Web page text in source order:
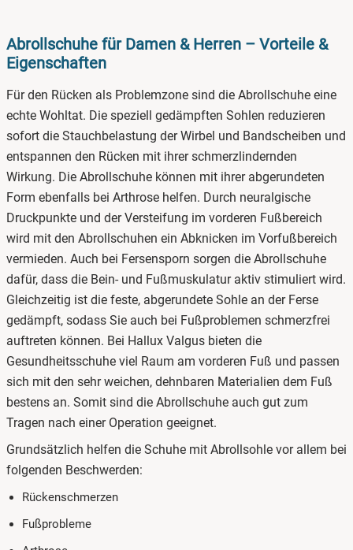
Größen und Weiten
7. Gesundheitsschuhe online bestellen bei gesundheit-
schuhe.de
Abrollschuhe für Damen & Herren – Vorteile &
Eigenschaften
Für den Rücken als Problemzone sind die Abrollschuhe eine
echte Wohltat. Die speziell gedämpften Sohlen reduzieren
sofort die Stauchbelastung der Wirbel und Bandscheiben und
entspannen den Rücken mit ihrer schmerzlindernden
Wirkung. Die Abrollschuhe können mit ihrer abgerundeten
Form ebenfalls bei Arthrose helfen. Durch neuralgische
Druckpunkte und der Versteifung im vorderen Fußbereich
wird mit den Abrollschuhen ein Abknicken im Vorfußbereich
vermieden. Auch bei Fersensporn sorgen die Abrollschuhe
dafür, dass die Bein- und Fußmuskulatur aktiv stimuliert wird.
Gleichzeitig ist die feste, abgerundete Sohle an der Ferse
gedämpft, sodass Sie auch bei Fußproblemen schmerzfrei
auftreten können. Bei Hallux Valgus bieten die
Gesundheitsschuhe viel Raum am vorderen Fuß und passen
sich mit den sehr weichen, dehnbaren Materialien dem Fuß
bestens an. Somit sind die Abrollschuhe auch gut zum
Tragen nach einer Operation geeignet.
Grundsätzlich helfen die Schuhe mit Abrollsohle vor allem bei
folgenden Beschwerden:
Rückenschmerzen
Fußprobleme